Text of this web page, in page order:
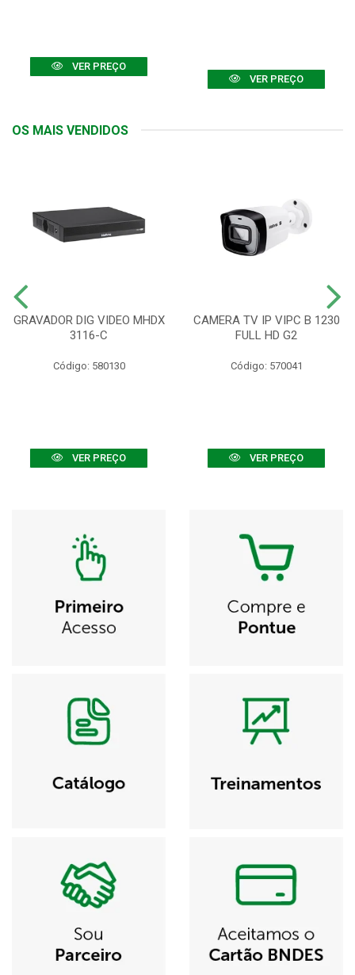
VER PREÇO
VER PREÇO
OS MAIS VENDIDOS
GRAVADOR DIG VIDEO MHDX
3116-C
Código: 580130
VER PREÇO
CAMERA TV IP VIPC B 1230
FULL HD G2
Código: 570041
VER PREÇO